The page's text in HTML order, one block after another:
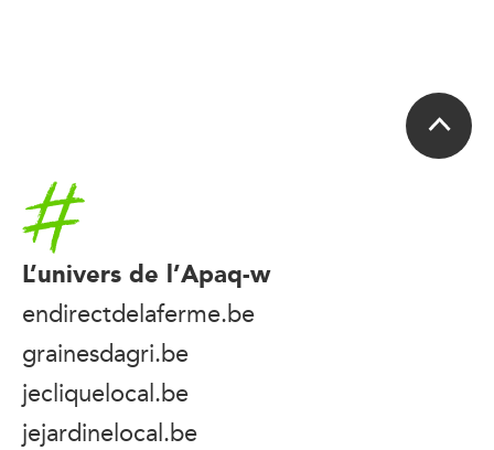
Accueil
L’univers de l’Apaq-w
endirectdelaferme.be
grainesdagri.be
jecliquelocal.be
jejardinelocal.be